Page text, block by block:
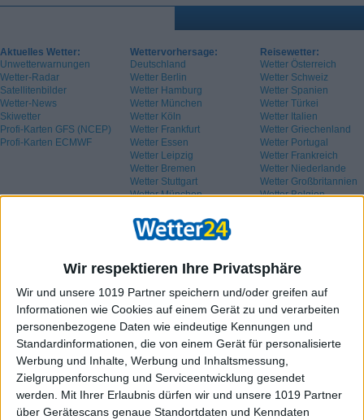
Wir respektieren Ihre Privatsphäre
Wir und unsere 1019 Partner speichern und/oder greifen auf
Informationen wie Cookies auf einem Gerät zu und verarbeiten
personenbezogene Daten wie eindeutige Kennungen und
Standardinformationen, die von einem Gerät für personalisierte
Werbung und Inhalte, Werbung und Inhaltsmessung,
Zielgruppenforschung und Serviceentwicklung gesendet
werden.
Mit Ihrer Erlaubnis dürfen wir und unsere 1019 Partner
über Gerätescans genaue Standortdaten und Kenndaten
Aktuelles Wetter:
Unwetterwarnungen
Wetter-Radar
Satellitenbilder
Wetter-News
Skiwetter
Profi-Karten GFS (NCEP)
Profi-Karten ECMWF
Wettervorhersage:
Deutschland
Wetter Berlin
Wetter Hamburg
Wetter München
Wetter Köln
Wetter Frankfurt
Wetter Essen
Wetter Leipzig
Wetter Bremen
Wetter Stuttgart
Wetter München
Reisewetter:
Wetter Österreich
Wetter Schweiz
Wetter Spanien
Wetter Türkei
Wetter Italien
Wetter Griechenland
Wetter Portugal
Wetter Frankreich
Wetter Niederlande
Wetter Großbritannien
Wetter Belgien